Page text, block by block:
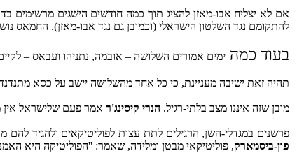
אם לא יצליח אבו-מאזן להציג תוך כמה חודשים הישגים מרשימים
להתקומם נגד השלטון הישראלי (וכמובן גם נגד אבו-מאזן). החמאס
בעוד כמה ימים אמורים השלושה – אובמה, נתניהו ועבאס –
תהיה זאת ישיבה מעניינת, כי כל אחד מהשלושה יישב על כסא
מובן שזה איננו מצב בלתי-רגיל. הנרי קיסינג'ר אמר פעם שלישראל אין
פרשנים במגדלי-השן, הרגילים לתת עצות לפוליטיקאים ולהגיד
פון-ביסמארק, פוליטיקאי מבטן ומלידה, שאמר: ''הפוליטיקה היא